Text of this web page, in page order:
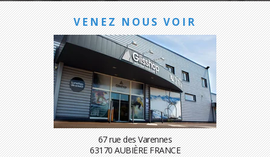
VENEZ NOUS VOIR
67 rue des Varennes
63170 AUBIÈRE FRANCE